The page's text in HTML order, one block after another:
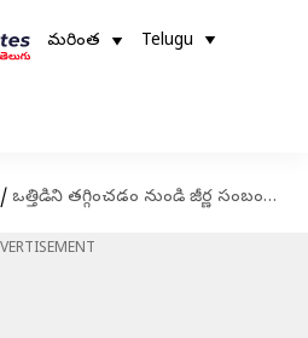
మరింత Telugu
/ ఒత్తిడిని తగ్గించడం నుండి జీర్ణ సంబంధ సమస్యలను దూరం చేసే పుదీనా ప్రయోజనాలు